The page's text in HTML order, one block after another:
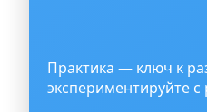
Практика — ключ к
экспериментируйте